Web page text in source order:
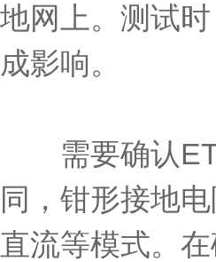
地网上。测试
成影响。
需要确认
同，钳形接地
直流等模式。